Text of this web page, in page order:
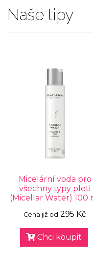
Naše tipy
Micelární voda pro
všechny typy pleti
(Micellar Water) 100
Cena již od 295 Kč
Chci koupit